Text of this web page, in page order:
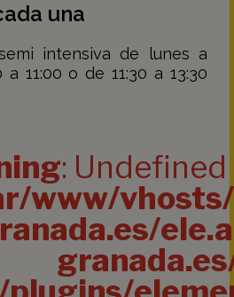
una
intensiva de lunes a
11:00 o de 11:30 a 13:30
:
www/